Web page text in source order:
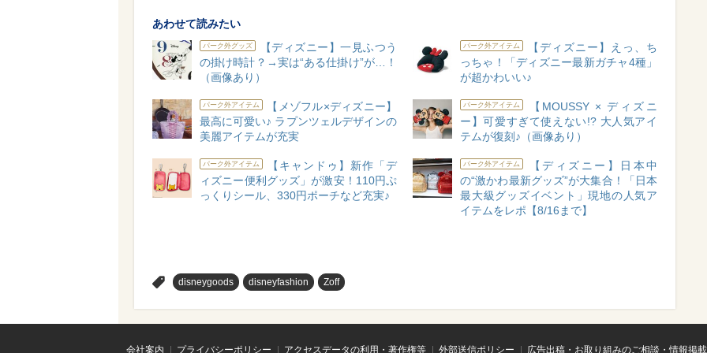
あわせて読みたい
パーク外グッズ
【ディズニー】一見ふつう
の掛け時計？→実は“ある仕掛け”が…！
（画像あり）
パーク外アイテム
【ディズニー】えっ、ち
っちゃ！「ディズニー最新ガチャ4種」
が超かわいい♪
パーク外アイテム
【メゾフル×ディズニー】
最高に可愛い♪ ラプンツェルデザインの
美麗アイテムが充実
パーク外アイテム
【MOUSSY × ディズニ
ー】可愛すぎて使えない!? 大人気アイ
テムが復刻♪（画像あり）
パーク外アイテム
【キャンドゥ】新作「デ
ィズニー便利グッズ」が激安！110円ぷ
っくりシール、330円ポーチなど充実♪
パーク外アイテム
【ディズニー】日本中
の“激かわ最新グッズ”が大集合！「日本
最大級グッズイベント」現地の人気ア
イテムをレポ【8/16まで】
disneygoods disneyfashion Zoff
会社案内 プライバシーポリシー アクセスデータの利用・著作権等 外部送信ポリシー 広告出稿・お取り組みのご相談・情報掲